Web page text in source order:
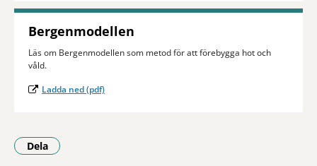
Bergenmodellen
Läs om Bergenmodellen som metod för att förebygga hot och
våld.
Ladda ned (pdf)
Dela
- Klicka för att öppna delningsalternativ.